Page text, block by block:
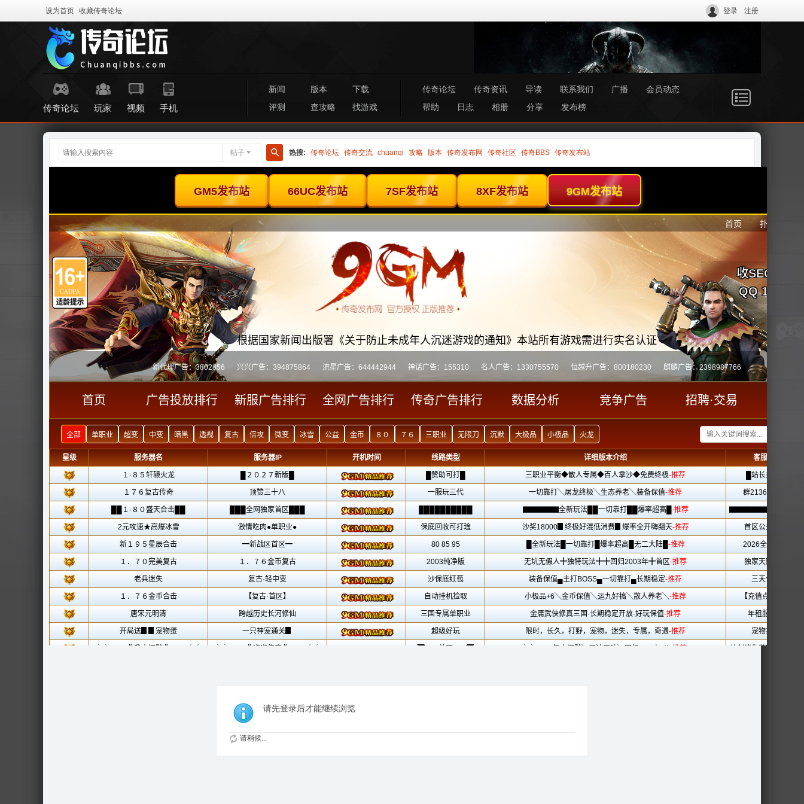
设为首页 收藏传奇论坛 登录 注册
传奇论坛 玩家 视频 手机
新闻 版本
下载
评测
查攻略 找游戏
传奇论坛 传奇资讯 导读 联系我们 广播
会员动态
帮助
日志 相册 分享 发布榜
帖子
搜
热搜: 传奇论坛 传奇交流 chuanqi 攻略 版本 传奇发布网 传奇社区 传奇BBS 传奇发布站
请先登录后才能继续浏览
请稍候...